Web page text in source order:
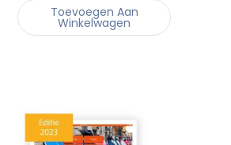
Toevoegen Aan
Winkelwagen